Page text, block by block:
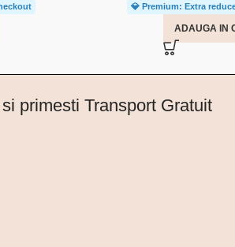
💎 Premium: Extra
ADAUGA IN
primesti Transport Gratuit